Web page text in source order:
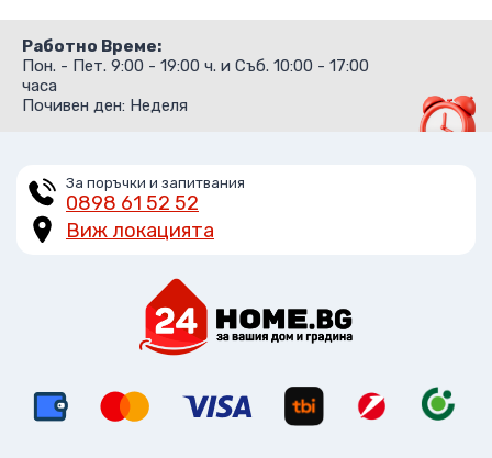
Работно Време:
Пон. - Пет. 9:00 - 19:00 ч. и Съб. 10:00 - 17:00
часа
Почивен ден: Неделя
За поръчки и запитвания
0898 61 52 52
Виж локацията